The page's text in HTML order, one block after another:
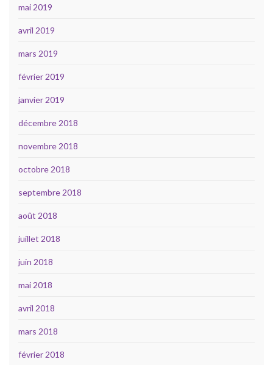
mai 2019
avril 2019
mars 2019
février 2019
janvier 2019
décembre 2018
novembre 2018
octobre 2018
septembre 2018
août 2018
juillet 2018
juin 2018
mai 2018
avril 2018
mars 2018
février 2018